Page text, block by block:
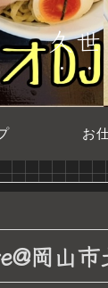
久
お
岡山市